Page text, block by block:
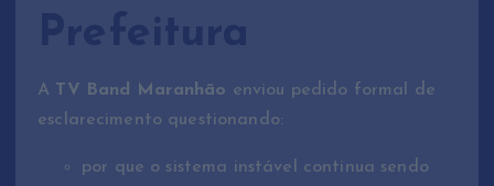
Prefeitura
A TV Band Maranhão enviou pedido formal de
esclarecimento questionando:
por que o sistema instável continua sendo